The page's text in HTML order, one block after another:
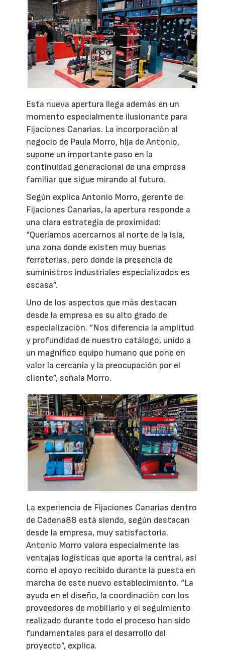
Esta nueva apertura llega además en un
momento especialmente ilusionante para
Fijaciones Canarias. La incorporación al
negocio de Paula Morro, hija de Antonio,
supone un importante paso en la
continuidad generacional de una empresa
familiar que sigue mirando al futuro.
Según explica Antonio Morro, gerente de
Fijaciones Canarias, la apertura responde a
una clara estrategia de proximidad:
“Queríamos acercarnos al norte de la isla,
una zona donde existen muy buenas
ferreterías, pero donde la presencia de
suministros industriales especializados es
escasa”.
Uno de los aspectos que más destacan
desde la empresa es su alto grado de
especialización. “Nos diferencia la amplitud
y profundidad de nuestro catálogo, unido a
un magnífico equipo humano que pone en
valor la cercanía y la preocupación por el
cliente”, señala Morro.
La experiencia de Fijaciones Canarias dentro
de Cadena88 está siendo, según destacan
desde la empresa, muy satisfactoria.
Antonio Morro valora especialmente las
ventajas logísticas que aporta la central, así
como el apoyo recibido durante la puesta en
marcha de este nuevo establecimiento. “La
ayuda en el diseño, la coordinación con los
proveedores de mobiliario y el seguimiento
realizado durante todo el proceso han sido
fundamentales para el desarrollo del
proyecto”, explica.